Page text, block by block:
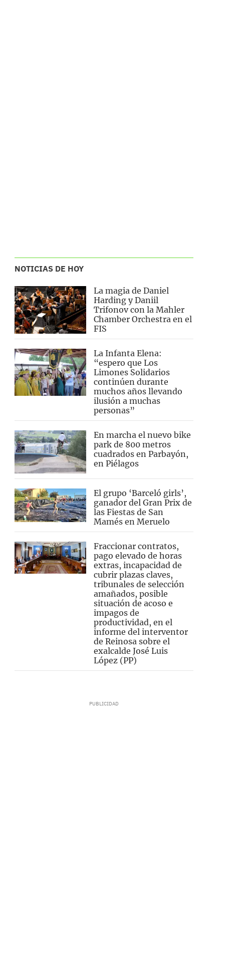
NOTICIAS DE HOY
La magia de Daniel
Harding y Daniil
Trifonov con la Mahler
Chamber Orchestra en el
FIS
La Infanta Elena:
“espero que Los
Limones Solidarios
continúen durante
muchos años llevando
ilusión a muchas
personas”
En marcha el nuevo bike
park de 800 metros
cuadrados en Parbayón,
en Piélagos
El grupo ‘Barceló girls’,
ganador del Gran Prix de
las Fiestas de San
Mamés en Meruelo
Fraccionar contratos,
pago elevado de horas
extras, incapacidad de
cubrir plazas claves,
tribunales de selección
amañados, posible
situación de acoso e
impagos de
productividad, en el
informe del interventor
de Reinosa sobre el
exalcalde José Luis
López (PP)